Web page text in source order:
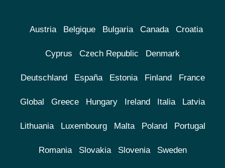
Austria Belgique Bulgaria Canada Croatia
Cyprus Czech Republic Denmark
Deutschland España Estonia Finland France
Global Greece Hungary Ireland Italia Latvia
Lithuania Luxembourg Malta Poland Portugal
Romania Slovakia Slovenia Sweden